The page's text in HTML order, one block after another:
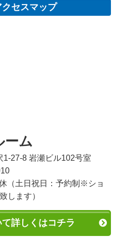
セスマップ
ーム
27-8 岩瀬ビル102号室
（土日祝日：予約制※ショ
します）
詳しくはコチラ